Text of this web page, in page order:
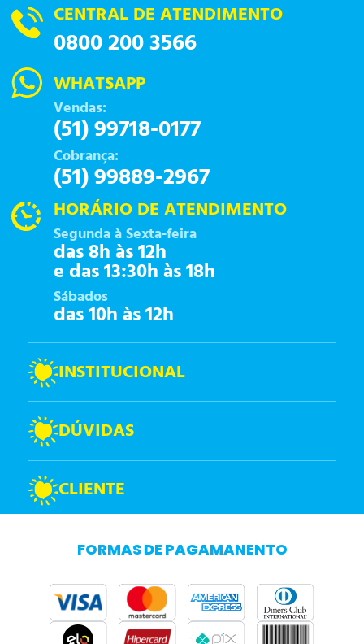
CENTRAL DE ATENDIMENTO
0800 200 3566
WHATSAPP
Vendas:
(51) 99718-0177
Cobrança:
(51) 99889-2967
HORÁRIO DE ATENDIMENTO
Segunda à Sexta-feira
das 8h às 12h
e das 13:30h às 18h
Sábados
das 10h às 12h
INSTITUCIONAL
DÚVIDAS
CLIENTE
FORMAS DE PAGAMANENTO